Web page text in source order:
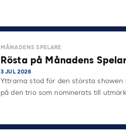
MÅNADENS SPELARE
Rösta på Månadens
3 JUL 2026
Yttrarna stod för den största showen
på den trio som nominerats till